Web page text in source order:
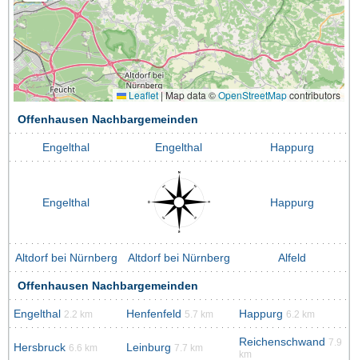
Leaflet|Map data ©OpenStreetMapcontributors
Offenhausen Nachbargemeinden
Engelthal Engelthal Happurg
Engelthal Happurg
Altdorf bei Nürnberg Altdorf bei Nürnberg Alfeld
Offenhausen Nachbargemeinden
Engelthal 2.2 km Henfenfeld 5.7 km Happurg 6.2 km
Hersbruck 6.6 km Leinburg 7.7 km Reichenschwand 7.9
km